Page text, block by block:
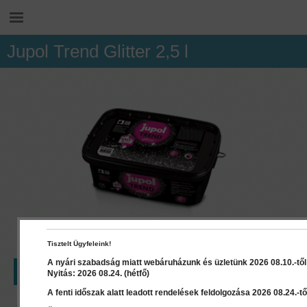
Jupol Trend Glitter 2,5 l
LEÍRÁS RÉSZLETEK DOKUMENTUMOK
Tisztelt Ügyfeleink!
A nyári szabadság miatt webáruházunk és üzletünk 2026 08.10.-
Nyitás: 2026 08.24. (hétfő)
A fenti időszak alatt leadott rendelések feldolgozása 2026 08.24.-